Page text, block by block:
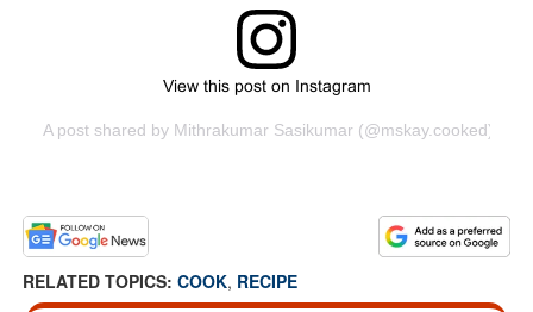
View this post on Instagram
A post shared by Mithrakumar Sasikumar (@mskay.cooked)
RELATED TOPICS: COOK, RECIPE